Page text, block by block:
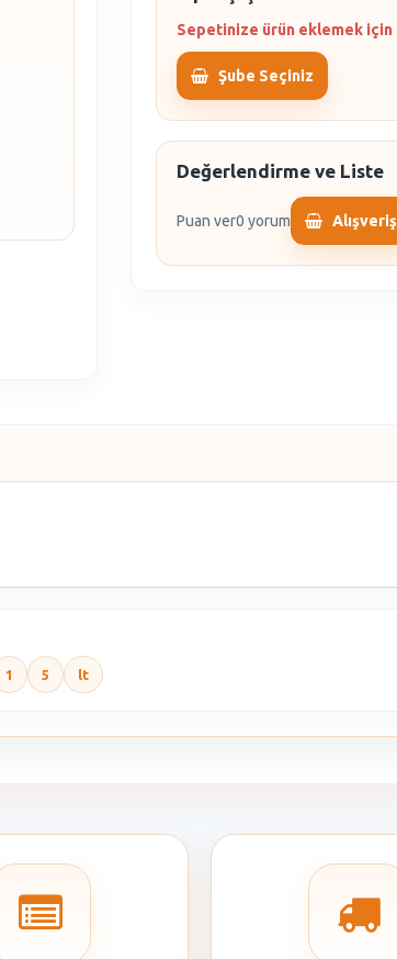
Sepetinize ürün eklemek için
Şube Seçiniz
Değerlendirme ve Liste
Puan ver0 yorum
1 5 lt